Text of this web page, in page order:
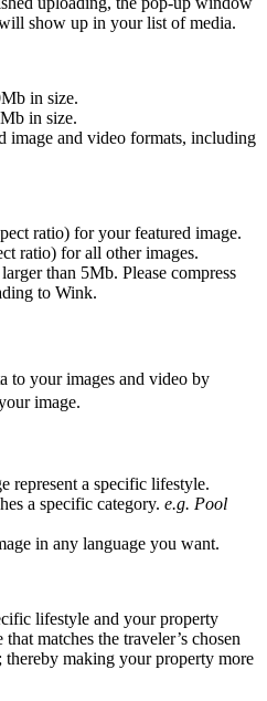
show up in your list of media.
in size.
in size.
image and video formats, including
ratio) for your featured image.
ratio) for all other images.
than 5Mb. Please compress
to Wink.
to your images and video by
image.
represent a specific lifestyle.
a specific category. e.g. Pool
in any language you want.
lifestyle and your property
matches the traveler’s chosen
thereby making your property more